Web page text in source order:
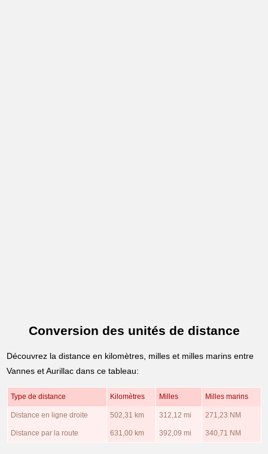
Conversion des unités de distance
Découvrez la distance en kilomètres, milles et milles marins entre
Vannes et Aurillac dans ce tableau:
Type de distance Kilomètres Milles Milles marins
Distance en ligne droite 502,31 km 312,12 mi 271,23 NM
Distance par la route 631,00 km 392,09 mi 340,71 NM